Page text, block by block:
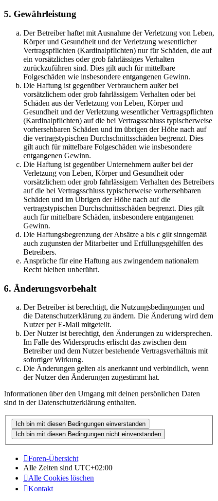
5. Gewährleistung
Der Betreiber haftet mit Ausnahme der Verletzung von Leben,
Körper und Gesundheit und der Verletzung wesentlicher
Vertragspflichten (Kardinalpflichten) nur für Schäden, die auf
ein vorsätzliches oder grob fahrlässiges Verhalten
zurückzuführen sind. Dies gilt auch für mittelbare
Folgeschäden wie insbesondere entgangenen Gewinn.
Die Haftung ist gegenüber Verbrauchern außer bei
vorsätzlichem oder grob fahrlässigem Verhalten oder bei
Schäden aus der Verletzung von Leben, Körper und
Gesundheit und der Verletzung wesentlicher Vertragspflichten
(Kardinalpflichten) auf die bei Vertragsschluss typischerweise
vorhersehbaren Schäden und im übrigen der Höhe nach auf
die vertragstypischen Durchschnittsschäden begrenzt. Dies
gilt auch für mittelbare Folgeschäden wie insbesondere
entgangenen Gewinn.
Die Haftung ist gegenüber Unternehmern außer bei der
Verletzung von Leben, Körper und Gesundheit oder
vorsätzlichem oder grob fahrlässigem Verhalten des Betreibers
auf die bei Vertragsschluss typischerweise vorhersehbaren
Schäden und im Übrigen der Höhe nach auf die
vertragstypischen Durchschnittsschäden begrenzt. Dies gilt
auch für mittelbare Schäden, insbesondere entgangenen
Gewinn.
Die Haftungsbegrenzung der Absätze a bis c gilt sinngemäß
auch zugunsten der Mitarbeiter und Erfüllungsgehilfen des
Betreibers.
Ansprüche für eine Haftung aus zwingendem nationalem
Recht bleiben unberührt.
6. Änderungsvorbehalt
Der Betreiber ist berechtigt, die Nutzungsbedingungen und
die Datenschutzerklärung zu ändern. Die Änderung wird dem
Nutzer per E-Mail mitgeteilt.
Der Nutzer ist berechtigt, den Änderungen zu widersprechen.
Im Falle des Widerspruchs erlischt das zwischen dem
Betreiber und dem Nutzer bestehende Vertragsverhältnis mit
sofortiger Wirkung.
Die Änderungen gelten als anerkannt und verbindlich, wenn
der Nutzer den Änderungen zugestimmt hat.
Informationen über den Umgang mit deinen persönlichen Daten
sind in der Datenschutzerklärung enthalten.
Foren-Übersicht
Alle Zeiten sind UTC+02:00
Alle Cookies löschen
Kontakt